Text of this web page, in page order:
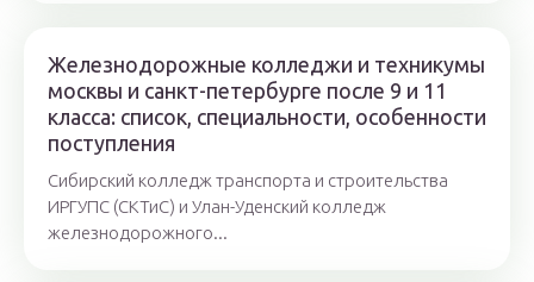
Железнодорожные колледжи и техникумы
москвы и санкт-петербурге после 9 и 11
класса: список, специальности, особенности
поступления
Сибирский колледж транспорта и строительства
ИРГУПС (СКТиС) и Улан-Уденский колледж
железнодорожного...